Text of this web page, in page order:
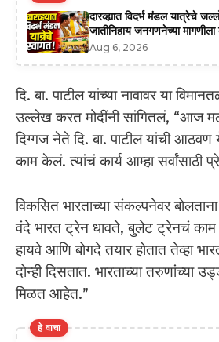
दारव्ह्यात विदर्भ मंडल यात्रेचे
जातीनिहाय जनगणनेच्या मागणीला
Aug 6, 2026
दि. बा. पाटील यांच्या नावावर या
उल्लेख करत मोदींनी सांगितलं, “आज
दिग्गज नेते दि. बा. पाटील यांची आठवण
काम केलं. त्यांचं कार्य आम्हा सर्वांसाठी
विकसित भारताच्या संकल्पनेवर बोलताना
वंदे भारत ट्रेन धावते, बुलेट ट्रेनचं
हायवे आणि बोगदे तयार होतात तेव्हा
दोन्ही दिसतात. भारताच्या तरुणांच्या
मिळत आहेत.”
हे वाचा